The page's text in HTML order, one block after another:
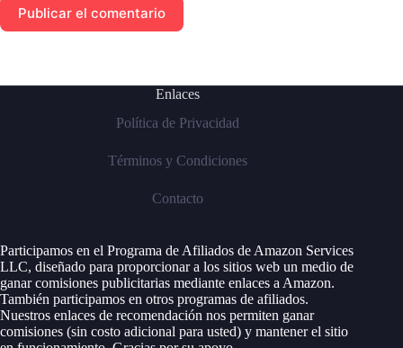
Publicar el comentario
Enlaces
Política de Privacidad
Términos y Condiciones
Contacto
Participamos en el Programa de Afiliados de Amazon Services
LLC, diseñado para proporcionar a los sitios web un medio de
ganar comisiones publicitarias mediante enlaces a Amazon.
También participamos en otros programas de afiliados.
Nuestros enlaces de recomendación nos permiten ganar
comisiones (sin costo adicional para usted) y mantener el sitio